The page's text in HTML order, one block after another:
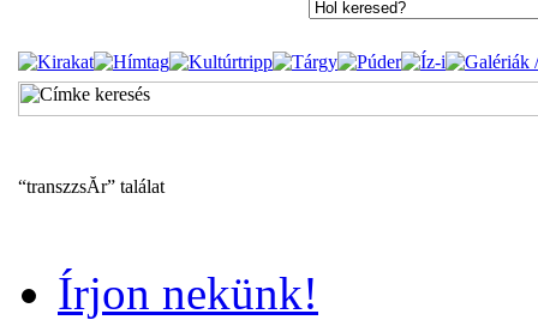
“transzzsĂ­r” találat
Írjon nekünk!